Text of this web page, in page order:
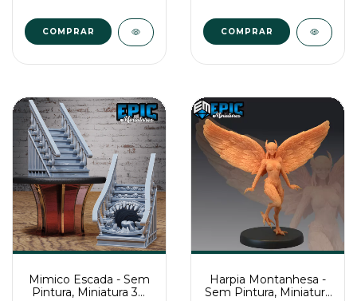
COMPRAR
Mimico Escada - Sem
Pintura, Miniatura 3D
Harpia Montanhesa -
Sem Pintura, Miniatura